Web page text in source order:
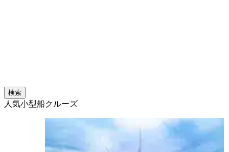
検索
人気小型船クルーズ